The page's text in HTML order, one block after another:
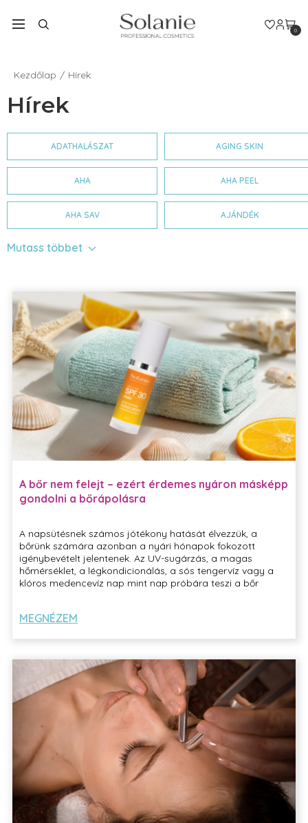
0
Kezdőlap Hírek
Hírek
ADATHALÁSZAT AGING SKIN
AHA AHA PEEL
AHA SAV AJÁNDÉK
AJÁNDÉK SZETT
AMPULLÁK ANTI-AGING
ANTIOXIDÁNS ARCMASZK
ARCROLLER ARCTEJ
ARCTISZTÍTÁS ARCTISZTÍTÓ
ARCÁPOLÁS ARCÁPOLÓ
Mutass többet
A bőr nem felejt – ezért érdemes nyáron másképp
gondolni a bőrápolásra
A napsütésnek számos jótékony hatását élvezzük, a
bőrünk számára azonban a nyári hónapok fokozott
igénybevételt jelentenek. Az UV-sugárzás, a magas
hőmérséklet, a légkondicionálás, a sós tengervíz vagy a
klóros medencevíz nap mint nap próbára teszi a bőr
MEGNÉZEM